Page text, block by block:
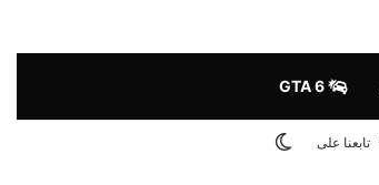
تابعنا على الوضع المظلم